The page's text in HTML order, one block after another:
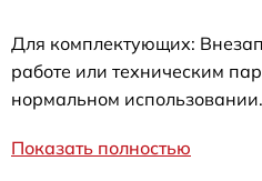
Для комплектующих:
работе или техническим
нормальном использовании.
Показать полностью